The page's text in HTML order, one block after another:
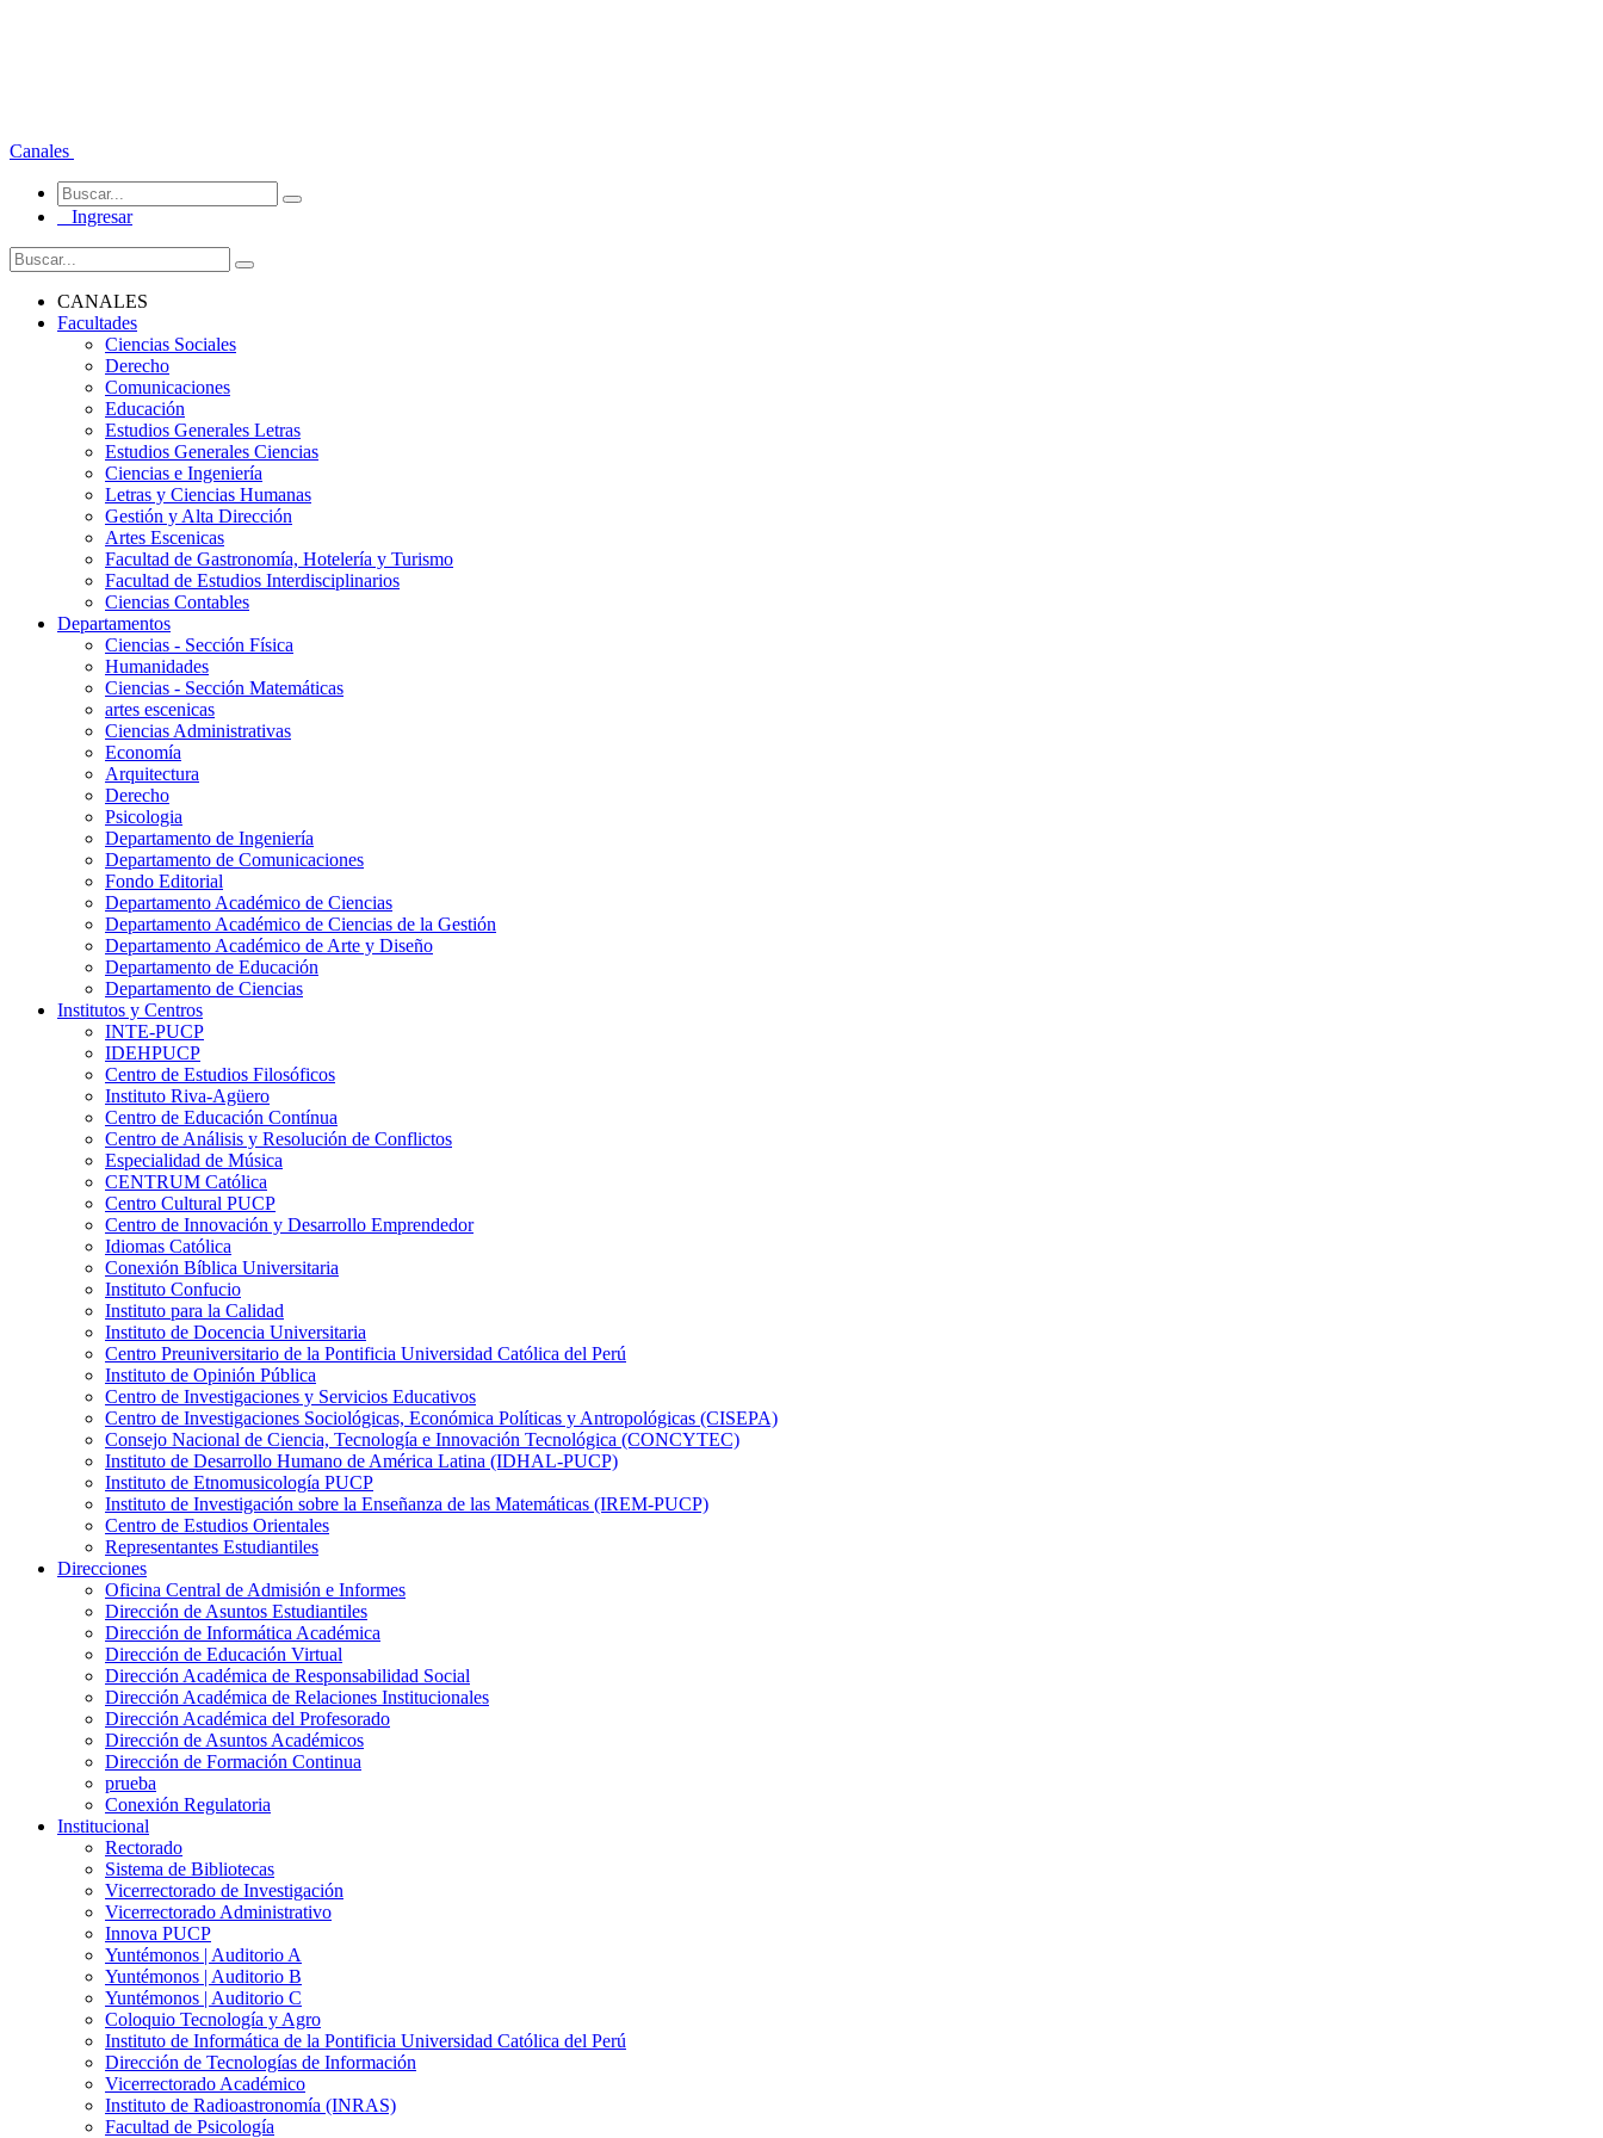
Canales
Ingresar
CANALES
Facultades
Ciencias Sociales
Derecho
Comunicaciones
Educación
Estudios Generales Letras
Estudios Generales Ciencias
Ciencias e Ingeniería
Letras y Ciencias Humanas
Gestión y Alta Dirección
Artes Escenicas
Facultad de Gastronomía, Hotelería y Turismo
Facultad de Estudios Interdisciplinarios
Ciencias Contables
Departamentos
Ciencias - Sección Física
Humanidades
Ciencias - Sección Matemáticas
artes escenicas
Ciencias Administrativas
Economía
Arquitectura
Derecho
Psicologia
Departamento de Ingeniería
Departamento de Comunicaciones
Fondo Editorial
Departamento Académico de Ciencias
Departamento Académico de Ciencias de la Gestión
Departamento Académico de Arte y Diseño
Departamento de Educación
Departamento de Ciencias
Institutos y Centros
INTE-PUCP
IDEHPUCP
Centro de Estudios Filosóficos
Instituto Riva-Agüero
Centro de Educación Contínua
Centro de Análisis y Resolución de Conflictos
Especialidad de Música
CENTRUM Católica
Centro Cultural PUCP
Centro de Innovación y Desarrollo Emprendedor
Idiomas Católica
Conexión Bíblica Universitaria
Instituto Confucio
Instituto para la Calidad
Instituto de Docencia Universitaria
Centro Preuniversitario de la Pontificia Universidad Católica del Perú
Instituto de Opinión Pública
Centro de Investigaciones y Servicios Educativos
Centro de Investigaciones Sociológicas, Económica Políticas y Antropológicas (CISEPA)
Consejo Nacional de Ciencia, Tecnología e Innovación Tecnológica (CONCYTEC)
Instituto de Desarrollo Humano de América Latina (IDHAL-PUCP)
Instituto de Etnomusicología PUCP
Instituto de Investigación sobre la Enseñanza de las Matemáticas (IREM-PUCP)
Centro de Estudios Orientales
Representantes Estudiantiles
Direcciones
Oficina Central de Admisión e Informes
Dirección de Asuntos Estudiantiles
Dirección de Informática Académica
Dirección de Educación Virtual
Dirección Académica de Responsabilidad Social
Dirección Académica de Relaciones Institucionales
Dirección Académica del Profesorado
Dirección de Asuntos Académicos
Dirección de Formación Continua
prueba
Conexión Regulatoria
Institucional
Rectorado
Sistema de Bibliotecas
Vicerrectorado de Investigación
Vicerrectorado Administrativo
Innova PUCP
Yuntémonos | Auditorio A
Yuntémonos | Auditorio B
Yuntémonos | Auditorio C
Coloquio Tecnología y Agro
Instituto de Informática de la Pontificia Universidad Católica del Perú
Dirección de Tecnologías de Información
Vicerrectorado Académico
Instituto de Radioastronomía (INRAS)
Facultad de Psicología